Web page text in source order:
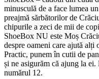
minusculă de a face lumea
preajmă sărbătorilor de
chipurile a zeci de mii de
ShoeBox NU este Moș
despre oameni care ajută alți
Practic, punem în cutii de
și ne asigurăm că ajung la ei.
numărul 12.